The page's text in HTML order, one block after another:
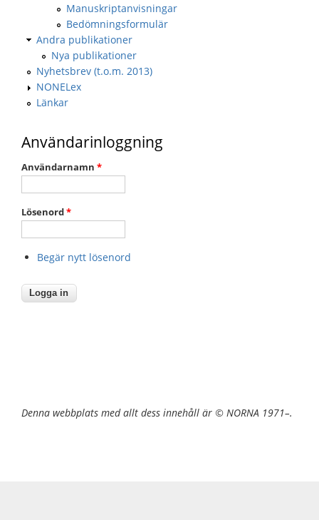
Manuskriptanvisningar
Bedömningsformulär
Andra publikationer
Nya publikationer
Nyhetsbrev (t.o.m. 2013)
NONELex
Länkar
Användarinloggning
Användarnamn *
Lösenord*
Begär nytt lösenord
Denna webbplats med allt dess innehåll är © NORNA 1971–.